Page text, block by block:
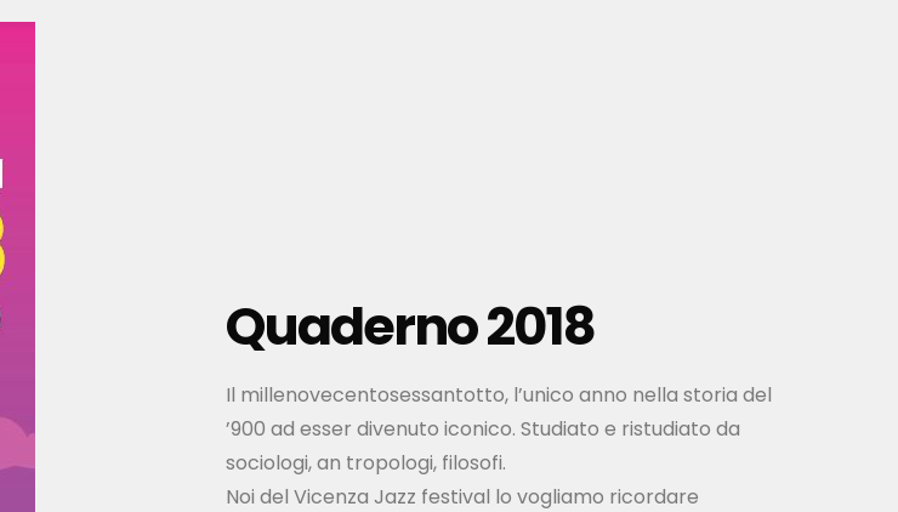
Quaderno 2018
Il millenovecentosessantotto, l’unico anno nella storia del
’900 ad esser divenuto iconico. Studiato e ristudiato da
sociologi, an tropologi, filosofi.
Noi del Vicenza Jazz festival lo vogliamo ricordare